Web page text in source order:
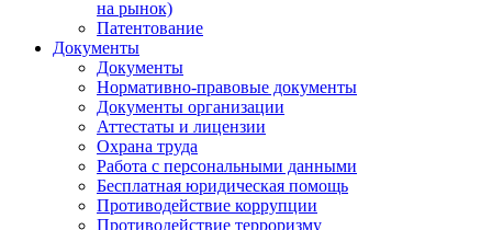
на рынок)
Патентование
Документы
Документы
Нормативно-правовые документы
Документы организации
Аттестаты и лицензии
Охрана труда
Работа с персональными данными
Бесплатная юридическая помощь
Противодействие коррупции
Противодействие терроризму